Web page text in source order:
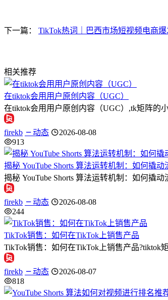
下一篇： TikTok热词｜巴西市场短视频电商
相关推荐
在tiktok会用用户原创内容（UGC）
在tiktok会用用户原创内容（UGC）,tk矩阵
firekb 动态
2026-08-08
913
揭秘 YouTube Shorts 算法运转机制：如何撬动
揭秘 YouTube Shorts 算法运转机制：如何撬
firekb 动态
2026-08-08
244
TikTok销售：如何在TikTok上销售产品
TikTok销售：如何在TikTok上销售产品
firekb 动态
2026-08-07
818